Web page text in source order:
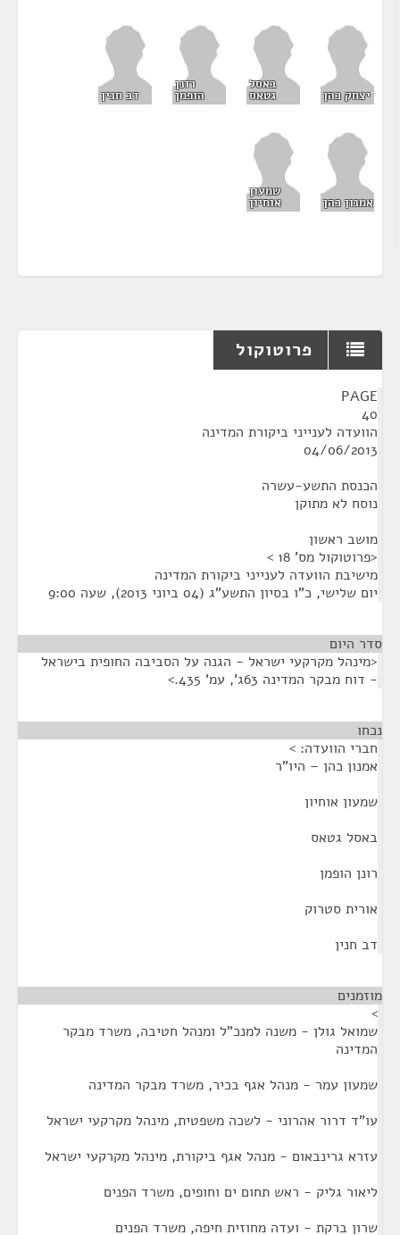
יצחק כהן
באסל
גטאס
רונן
הופמן דב חנין
אמנון כהן
שמעון
אוחיון
פרוטוקול
PAGE
40
הוועדה לענייני ביקורת המדינה
04/06/2013
הכנסת התשע-עשרה
נוסח לא מתוקן
מושב ראשון
<פרוטוקול מס' 18 >
מישיבת הוועדה לענייני ביקורת המדינה
יום שלישי, כ"ו בסיון התשע"ג (04 ביוני 2013), שעה 9:00
סדר היום
<מינהל מקרקעי ישראל - הגנה על הסביבה החופית בישראל
- דוח מבקר המדינה 63ג', עמ' 435.>
נכחו
חברי הוועדה: >
אמנון כהן – היו"ר
שמעון אוחיון
באסל גטאס
רונן הופמן
אורית סטרוק
דב חנין
מוזמנים
>
שמואל גולן - משנה למנכ"ל ומנהל חטיבה, משרד מבקר
המדינה
שמעון עמר - מנהל אגף בכיר, משרד מבקר המדינה
עו"ד דרור אהרוני - לשכה משפטית, מינהל מקרקעי ישראל
עזרא גרינבאום - מנהל אגף ביקורת, מינהל מקרקעי ישראל
ליאור גליק - ראש תחום ים וחופים, משרד הפנים
שרון ברקת - ועדה מחוזית חיפה, משרד הפנים